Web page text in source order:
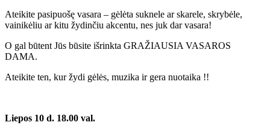
Ateikite pasipuošę vasara – gėlėta suknele ar skarele, skrybėle,
vainikėliu ar kitu žydinčiu akcentu, nes juk dar vasara!
O gal būtent Jūs būsite išrinkta GRAŽIAUSIA VASAROS
DAMA.
Ateikite ten, kur žydi gėlės, muzika ir gera nuotaika !!
Liepos 10 d. 18.00 val.